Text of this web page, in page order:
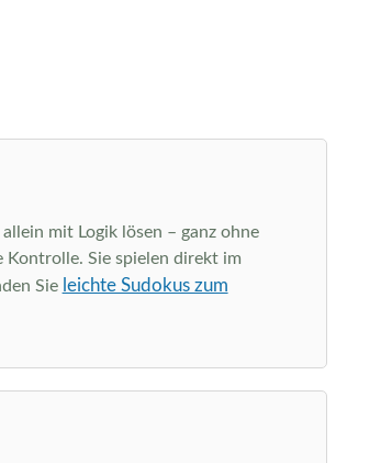
mit Logik lösen – ganz ohne
Kontrolle. Sie spielen direkt im
Sie leichte Sudokus zum